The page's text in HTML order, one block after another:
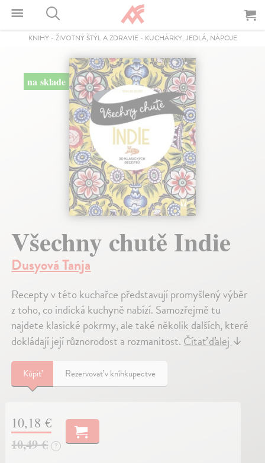
KNIHY- ŽIVOTNÝ ŠTÝL A ZDRAVIE- KUCHÁRKY, JEDLÁ, NÁPOJE
na sklade
Všechny chutě Indie
Dusyová Tanja
Recepty v této kuchařce představují promyšlený výběr
z toho, co indická kuchyně nabízí. Samozřejmě tu
najdete klasické pokrmy, ale také několik dalších, které
dokládají její různorodost a rozmanitost.Čítať ďalej↓
Kúpiť Rezervovať v kníhkupectve
10,18 €
10,49 €
?